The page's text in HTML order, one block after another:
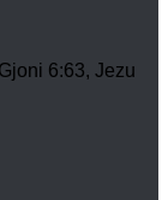
6:63, Jezu